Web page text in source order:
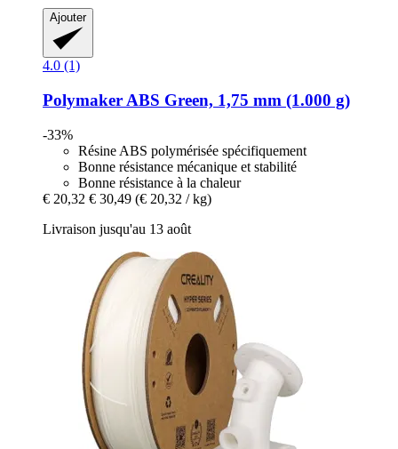
Ajouter
4.0 (1)
Polymaker ABS Green, 1,75 mm (1.000 g)
-33%
Résine ABS polymérisée spécifiquement
Bonne résistance mécanique et stabilité
Bonne résistance à la chaleur
€ 20,32 € 30,49 (€ 20,32 / kg)
Livraison jusqu'au 13 août